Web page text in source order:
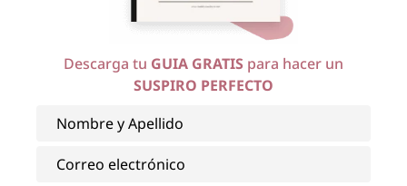
Descarga tu GUIA GRATIS para hacer un
SUSPIRO PERFECTO